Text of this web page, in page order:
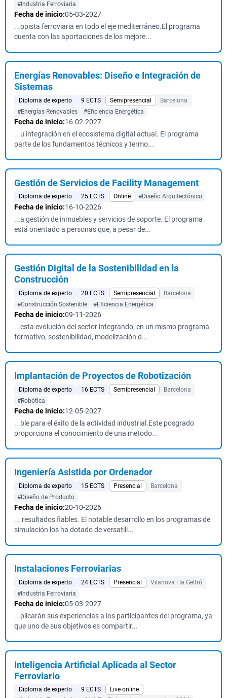
#Industria Ferroviaria
Fecha de inicio:05-03-2027
...opista ferroviaria en todo el eje mediterráneo.El programa
cuenta con las aportaciones de los mejore...
Energías Renovables: Diseño e Integración de
Sistemas
Diploma de experto 9 ECTS Semipresencial
Barcelona
#Energías Renovables
#Eficiencia Energética
Fecha de inicio:16-02-2027
...u integración en el ecosistema digital actual. El programa
parte de los fundamentos técnicos y termo...
Gestión de Servicios de Facility Management
Diploma de experto 25 ECTS Online #Diseño Arquitectónico
Fecha de inicio:16-10-2026
...a gestión de inmuebles y servicios de soporte. El programa
está orientado a personas que, a pesar de...
Gestión Digital de la Sostenibilidad en la
Construcción
Diploma de experto 20 ECTS Semipresencial
Barcelona
#Construcción Sostenible
#Eficiencia Energética
Fecha de inicio:09-11-2026
...esta evolución del sector integrando, en un mismo programa
formativo, sostenibilidad, modelización d...
Implantación de Proyectos de Robotización
Diploma de experto 16 ECTS Semipresencial
Barcelona
#Robótica
Fecha de inicio:12-05-2027
...ble para el éxito de la actividad industrial.Este posgrado
proporciona el conocimiento de una metodo...
Ingeniería Asistida por Ordenador
Diploma de experto 15 ECTS Presencial
Barcelona
#Diseño de Producto
Fecha de inicio:20-10-2026
... resultados fiables. El notable desarrollo en los programas de
simulación los ha dotado de versatili...
Instalaciones Ferroviarias
Diploma de experto 24 ECTS Presencial
Vilanova i la Geltrú
#Industria Ferroviaria
Fecha de inicio:05-03-2027
...plicarán sus experiencias a los participantes del programa, ya
que uno de sus objetivos es compartir...
Inteligencia Artificial Aplicada al Sector
Ferroviario
Diploma de experto 9 ECTS
Live online